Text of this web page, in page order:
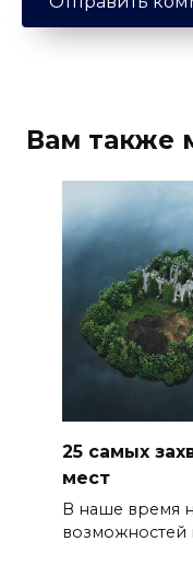
Вам также
25 самых
мест
В наше время
возможностей